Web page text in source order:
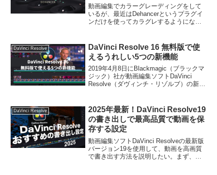
動画編集でカラーグレーディングをして
いるが、最近はDehancerというプラグイ
ンだけを使ってカラグレするようになっ
ィックな）映像に仕上げられるからだ。
この記事...
DaVinci Resolve
DaVinci Resolve 16 無料版で使
えるうれしい5つの新機能
2019年4月8日にBlackmagic（ブラックマ
ジック）社が動画編集ソフトDaVinci
Resolve（ダヴィンチ・リゾルブ）の新バ
版）を使ってみた。毎年、バー...
DaVinci Resolve
2025年最新！DaVinci Resolve19
の書き出しで最高品質で動画を保
存する設定
動画編集ソフトDaVinci Resolveの最新版
バージョン19を使用して、動画を高画質
で書き出す方法を説明したい。まず、最